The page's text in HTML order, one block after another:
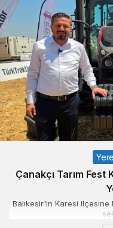
Yerel
Çanakçı Tarım Fest
Balıkesir'in Karesi ilçesine